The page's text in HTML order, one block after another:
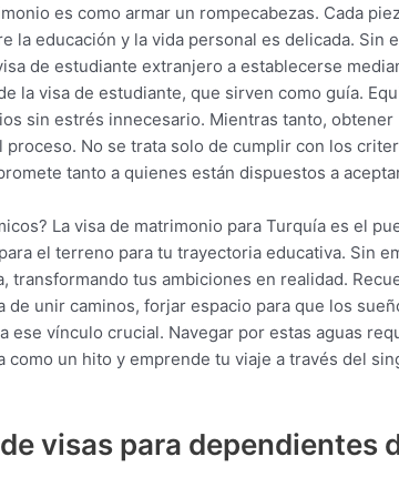
es como armar un rompecabezas. Cada
la educación y la vida personal es delicada. Sin
de estudiante extranjero a establecerse
la visa de estudiante, que sirven como guía.
sin estrés innecesario. Mientras tanto,
No se trata solo de cumplir con los
tanto a quienes están dispuestos a
La visa de matrimonio para Turquía es el
el terreno para tu trayectoria educativa. Sin
tus ambiciones en realidad.
unir caminos, forjar espacio para que los
ese vínculo crucial. Navegar por estas aguas
como un hito y emprende tu viaje a través del
visas para dependientes